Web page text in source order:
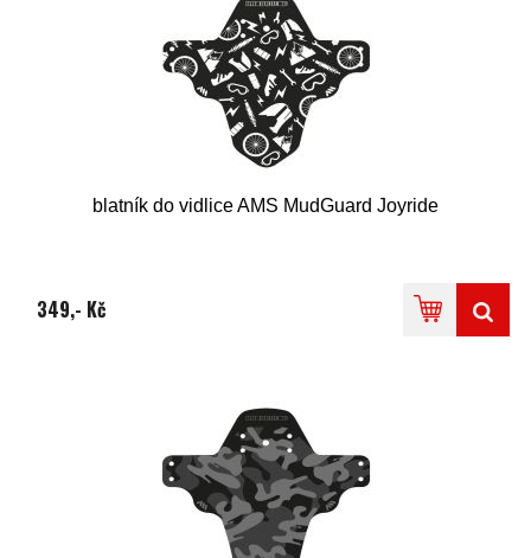
blatník do vidlice AMS MudGuard Joyride
349,- Kč